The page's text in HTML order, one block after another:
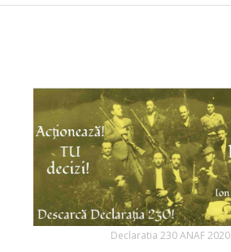
Declaratia 230 ANAF 2020